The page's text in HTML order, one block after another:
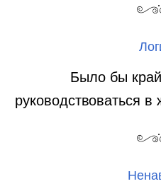
Было бы
руководствоваться в